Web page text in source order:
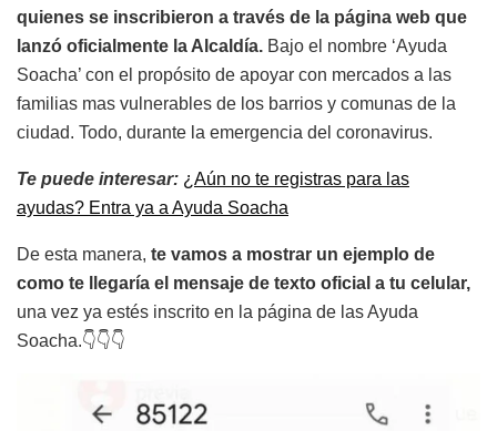
quienes se inscribieron a través de la página web que
lanzó oficialmente la Alcaldía. Bajo el nombre ‘Ayuda
Soacha’ con el propósito de apoyar con mercados a las
familias mas vulnerables de los barrios y comunas de la
ciudad. Todo, durante la emergencia del coronavirus.
Te puede interesar: ¿Aún no te registras para las
ayudas? Entra ya a Ayuda Soacha
De esta manera, te vamos a mostrar un ejemplo de
como te llegaría el mensaje de texto oficial a tu celular,
una vez ya estés inscrito en la página de las Ayuda
Soacha.👇👇👇